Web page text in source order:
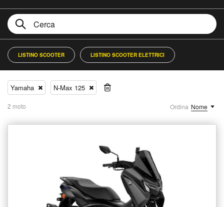
LISTINO SCOOTER LISTINO SCOOTER ELETTRICI
Yamaha N-Max 125
2 moto Ordina Nome